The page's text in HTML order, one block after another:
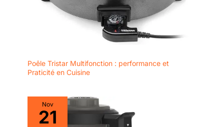
Poêle Tristar Multifonction : performance et
Praticité en Cuisine
Nov
21